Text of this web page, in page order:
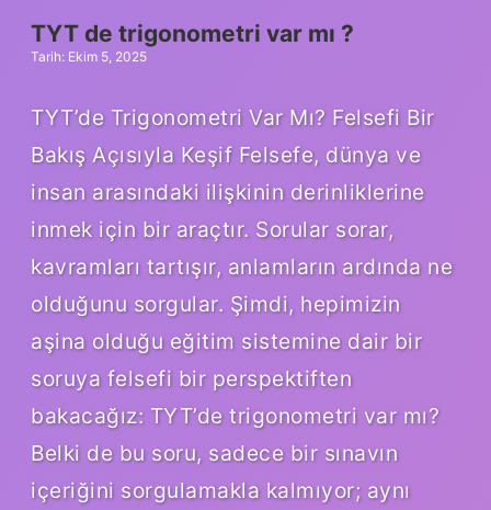
TYT de trigonometri var mı ?
Tarih: Ekim 5, 2025
TYT’de Trigonometri Var Mı? Felsefi Bir
Bakış Açısıyla Keşif Felsefe, dünya ve
insan arasındaki ilişkinin derinliklerine
inmek için bir araçtır. Sorular sorar,
kavramları tartışır, anlamların ardında ne
olduğunu sorgular. Şimdi, hepimizin
aşina olduğu eğitim sistemine dair bir
soruya felsefi bir perspektiften
bakacağız: TYT’de trigonometri var mı?
Belki de bu soru, sadece bir sınavın
içeriğini sorgulamakla kalmıyor; aynı